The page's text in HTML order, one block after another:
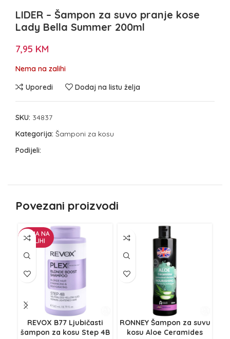
LIDER – Šampon za suvo pranje kose
Lady Bella Summer 200ml
7,95 KM
Nema na zalihi
Uporedi
Dodaj na listu želja
SKU: 34837
Kategorija: Šamponi za kosu
Podijeli:
Povezani proizvodi
NEMA NA
ZALIHI
REVOX B77 Ljubičasti
šampon za kosu Step 4B
RONNEY Šampon za suvu
kosu Aloe Ceramides